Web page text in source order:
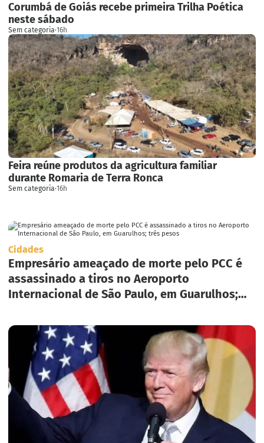
Corumbá de Goiás recebe primeira Trilha Poética
neste sábado
Sem categoria·16h
Feira reúne produtos da agricultura familiar
durante Romaria de Terra Ronca
Sem categoria·16h
Cidades
Empresário ameaçado de morte pelo PCC é
assassinado a tiros no Aeroporto
Internacional de São Paulo, em Guarulhos;